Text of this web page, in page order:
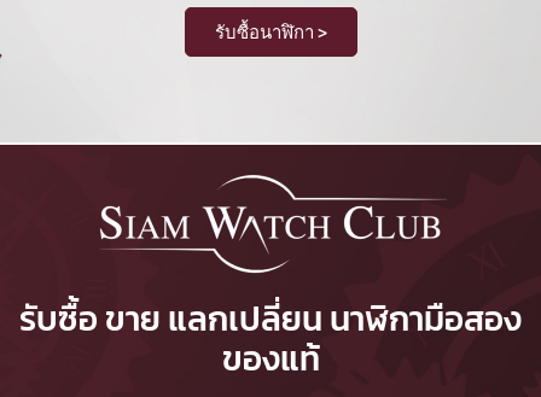
รับซื้อนาฬิกา >
รับซื้อ ขาย แลกเปลี่ยน นาฬิกามือสอง
ของแท้